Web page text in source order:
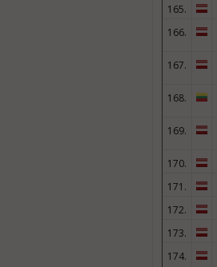
165.
166.
167.
168.
169.
170.
171.
172.
173.
174.